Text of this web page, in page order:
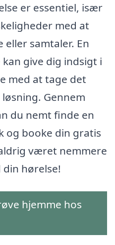
er essentiel, især
med at
eller samtaler. En
give dig indsigt i
med at tage det
Gennem
du nemt finde en
og booke din gratis
været nemmere
hørelse!
hjemme hos